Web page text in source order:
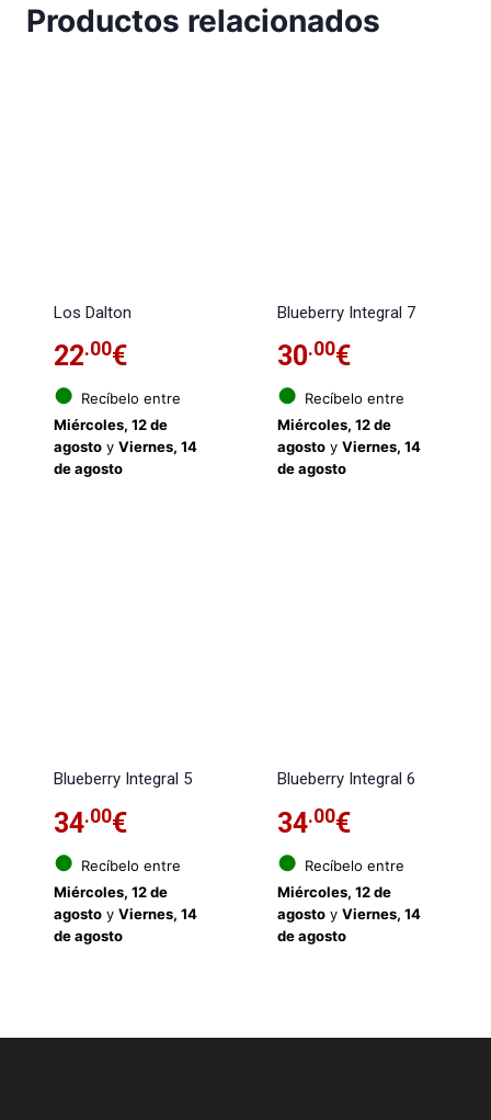
Productos relacionados
Los Dalton
22.00€
● Recíbelo entre
Miércoles, 12 de
agostoy Viernes, 14
de agosto
Blueberry Integral 7
30.00€
● Recíbelo entre
Miércoles, 12 de
agostoy Viernes, 14
de agosto
Blueberry Integral 5
34.00€
● Recíbelo entre
Miércoles, 12 de
agostoy Viernes, 14
de agosto
Blueberry Integral 6
34.00€
● Recíbelo entre
Miércoles, 12 de
agostoy Viernes, 14
de agosto